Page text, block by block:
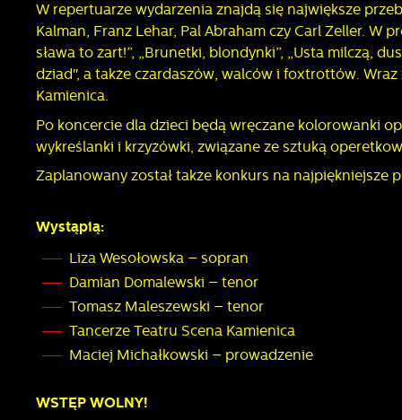
W repertuarze wydarzenia znajdą się największe
Kalman, Franz Lehar, Pal Abraham czy Carl Zeller. W
sława to żart!”, „Brunetki, blondynki”, „Usta milczą,
dziad", a także czardaszów, walców i foxtrottów.
Kamienica.
Po koncercie dla dzieci będą wręczane kolorowanki
wykreślanki i krzyżówki, związane ze sztuką
Zaplanowany został także konkurs na najpiękniejsze
Wystąpią:
Liza Wesołowska – sopran
Damian Domalewski – tenor
Tomasz Maleszewski – tenor
Tancerze Teatru Scena Kamienica
Maciej Michałkowski – prowadzenie
WSTĘP WOLNY!